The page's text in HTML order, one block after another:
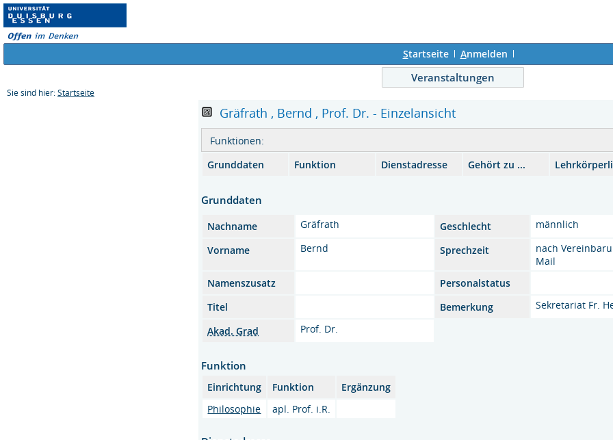
Startseite Anmelden
Veranstaltungen
Sie sind hier: Startseite
Gräfrath , Bernd , Prof. Dr. - Einzelansicht
Funktionen:
Grunddaten
Funktion Dienstadresse Gehört zu ...
Grunddaten
Nachname Gräfrath Geschlecht
männlich
Vorname
Bernd Sprechzeit
nach
Mail
Namenszusatz
Personalstatus
Titel
Bemerkung
Sekretariat Fr.
Akad. Grad
Prof. Dr.
Funktion
Einrichtung Funktion
Ergänzung
Philosophie
apl. Prof. i.R.